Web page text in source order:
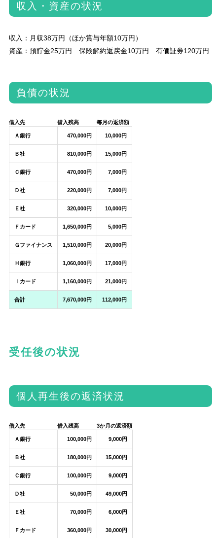
収入・資産の状況
収入：月収38万円（ほか賞与年額10万円）
資産：預貯金25万円 保険解約返戻金10万円 有価証券120万円
負債の状況
借入先 借入残高 毎月の返済額
Ａ銀行 470,000円 10,000円
Ｂ社 810,000円 15,000円
Ｃ銀行 470,000円 7,000円
Ｄ社 220,000円 7,000円
Ｅ社 320,000円 10,000円
Ｆカード 1,650,000円 5,000円
Ｇファイナンス 1,510,000円 20,000円
Ｈ銀行 1,060,000円 17,000円
Ｉカード 1,160,000円 21,000円
合計 7,670,000円 112,000円
受任後の状況
個人再生後の返済状況
借入先 借入残高 3か月の返済額
Ａ銀行 100,000円 9,000円
Ｂ社 180,000円 15,000円
Ｃ銀行 100,000円 9,000円
Ｄ社 50,000円 49,000円
Ｅ社 70,000円 6,000円
Ｆカード 360,000円 30,000円